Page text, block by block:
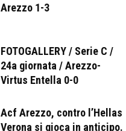
Arezzo 1-3
FOTOGALLERY / Serie C /
24a giornata / Arezzo-
Virtus Entella 0-0
Acf Arezzo, contro l’Hellas
Verona si gioca in anticipo.